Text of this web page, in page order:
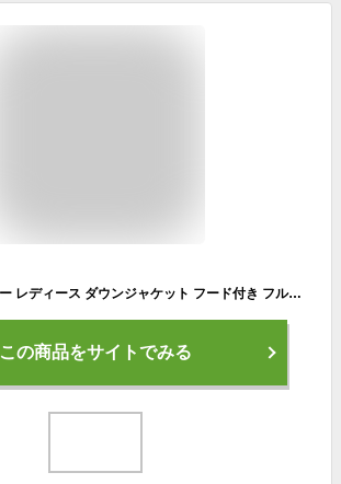
ダウン 80% パーカー レディース ダウンジャケット フード付き フルジップ アウター スポーツウェア ジャンパー アウトドア ウォーキング ジム ランニング ゴルフ キャンプ 部屋着 ルームウェア ギフト プレゼント 5F (08000206r)
この商品をサイトでみる